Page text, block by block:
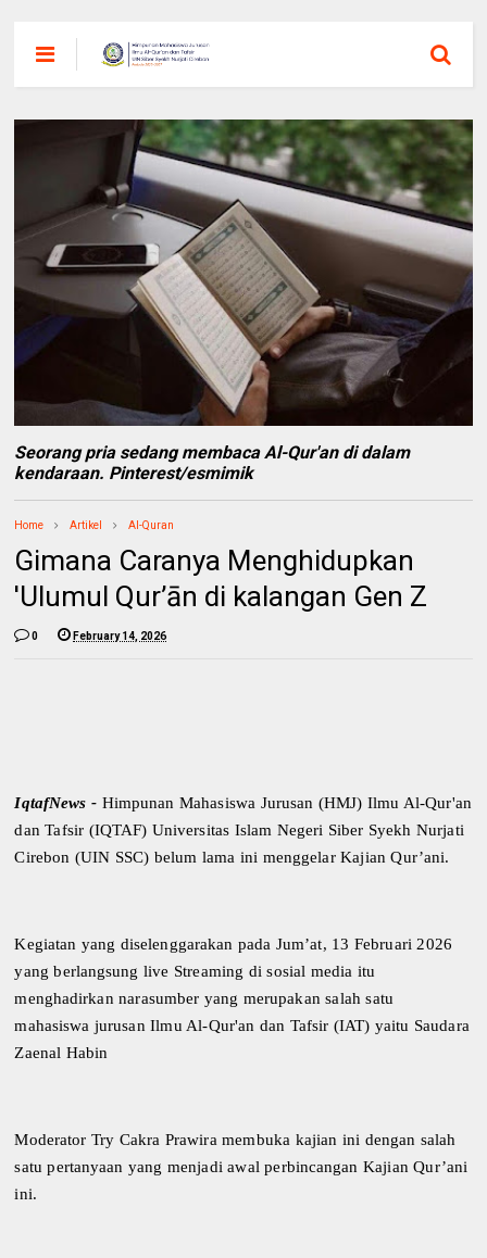
Seorang pria sedang membaca Al-Qur'an di dalam
kendaraan. Pinterest/esmimik
Home Artikel Al-Quran
Gimana Caranya Menghidupkan
'Ulumul Qur’ān di kalangan Gen Z
0 February 14, 2026
IqtafNews - Himpunan Mahasiswa Jurusan (HMJ) Ilmu Al-Qur'an
dan Tafsir (IQTAF) Universitas Islam Negeri Siber Syekh Nurjati
Cirebon (UIN SSC) belum lama ini menggelar Kajian Qur’ani.
Kegiatan yang diselenggarakan pada Jum’at, 13 Februari 2026
yang berlangsung live Streaming di sosial media itu
menghadirkan narasumber yang merupakan salah satu
mahasiswa jurusan Ilmu Al-Qur'an dan Tafsir (IAT) yaitu Saudara
Zaenal Habin
Moderator Try Cakra Prawira membuka kajian ini dengan salah
satu pertanyaan yang menjadi awal perbincangan Kajian Qur’ani
ini.